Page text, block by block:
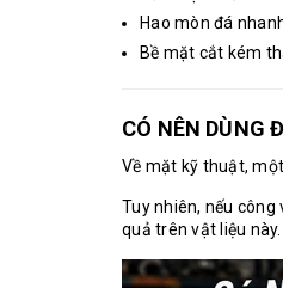
Hao mòn đá
Bề mặt cắt kém
CÓ NÊN DÙNG
Về mặt kỹ thuật,
Tuy nhiên, nếu
quả trên vật liệu